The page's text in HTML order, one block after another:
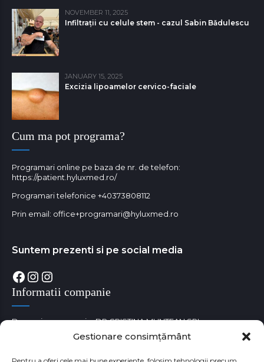
Gestionare consimțământ
NOVEMBER 11, 2025
Infiltrații cu celule stem - cazul Sabin Bǎdulescu
JANUARY 15, 2025
Excizia lipoamelor cervico-faciale
Cum ma pot programa?
Programari online pe baza de nr. de telefon:
https://patient.hyluxmed.ro/
Programari telefonice +40373808112
Prin email: office+programari@hyluxmed.ro
Suntem prezenti si pe social media
Facebook
Instagram
Instagram
Informatii companie
Denumire companie: DR CRISTINA MUNTEAN SRL
Cod unic de identificare fiscala: RO38180529
Numar Registrul Comertului: J35/3650/05.09.2017